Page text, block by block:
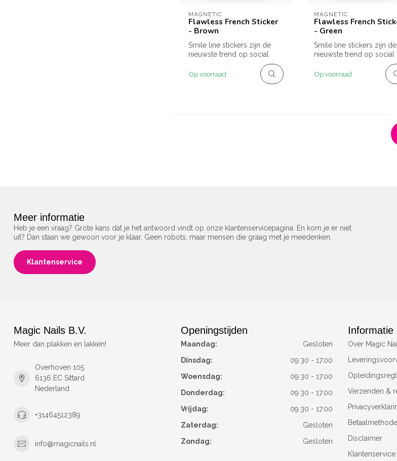
MAGNETIC
Flawless French Sticker
- Brown
Smile line stickers zijn de
nieuwste trend op social
hebben...
Op voorraad
MAGNETIC
Flawless French
- Green
Smile line stickers zijn de
nieuwste trend op social
hebben...
Op voorraad
Meer informatie
Heb je een vraag? Grote kans dat je het antwoord vindt op onze klantenservicepagina. En kom je er niet
uit? Dan staan we gewoon voor je klaar. Geen robots, maar mensen die graag met je meedenken.
Klantenservice
Magic Nails B.V.
Meer dan plakken en lakken!
Overhoven 105
6136 EC Sittard
Nederland
+31464512389
info@magicnails.nl
Openingstijden
Maandag:
Gesloten
Dinsdag:
09.30 - 17.00
Woensdag:
09.30 - 17.00
Donderdag:
09.30 - 17.00
Vrijdag:
09.30 - 17.00
Zaterdag:
Gesloten
Zondag:
Gesloten
Informatie
Over Magic
Verzenden &
Disclaimer
Klantenservice